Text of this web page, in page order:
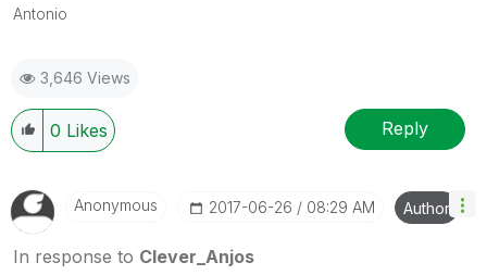
Antonio
3,646 Views
0 Likes Reply
Anonymous ‎2017-06-26 08:29 AM Author
In response to Clever_Anjos